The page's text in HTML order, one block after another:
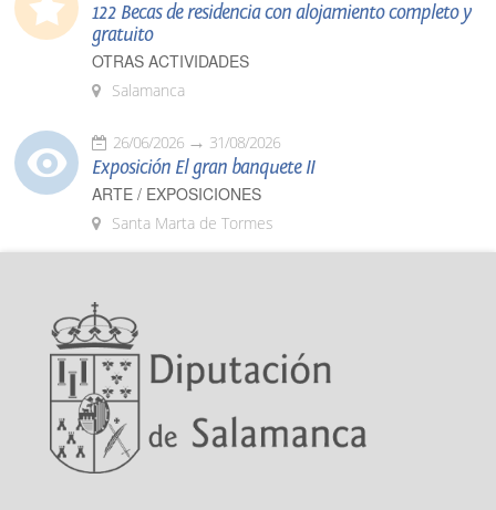
122 Becas de residencia con alojamiento completo y
gratuito
OTRAS ACTIVIDADES
Salamanca
26/06/2026 31/08/2026
Exposición El gran banquete II
ARTE / EXPOSICIONES
Santa Marta de Tormes